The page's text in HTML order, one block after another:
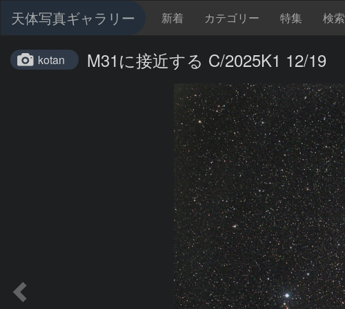
天体写真ギャラリー 新着 カテゴリー 特集 検索
kotan M31に接近する C/2025K1 12/19